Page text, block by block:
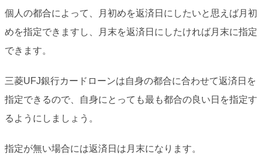
個人の都合によって、月初めを返済日にしたいと思えば月初
めを指定できますし、月末を返済日にしたければ月末に指定
できます。
三菱UFJ銀行カードローンは自身の都合に合わせて返済日を
指定できるので、自身にとっても最も都合の良い日を指定す
るようにしましょう。
指定が無い場合には返済日は月末になります。